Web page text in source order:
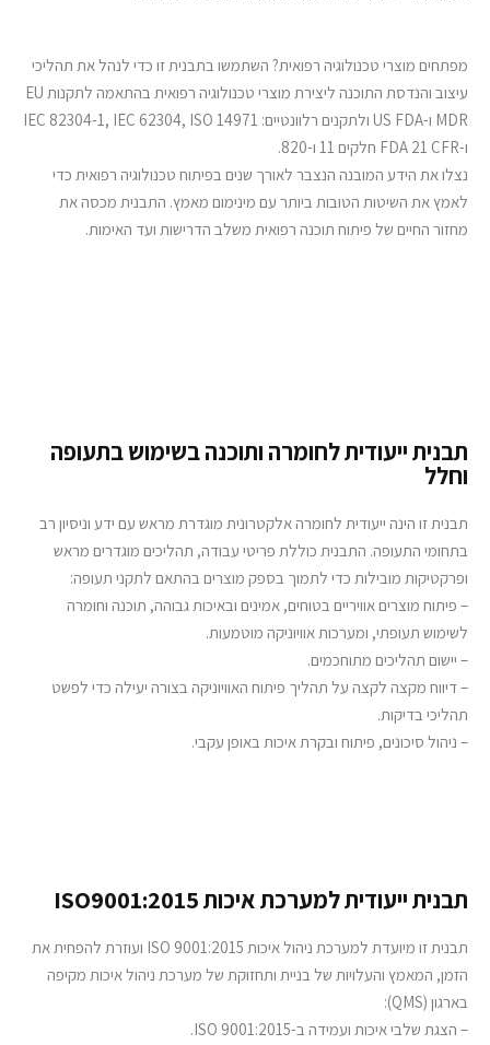
מפתחים מוצרי טכנולוגיה רפואית? השתמשו בתבנית זו כדי לנהל את תהליכי
עיצוב והנדסת התוכנה ליצירת מוצרי טכנולוגיה רפואית בהתאמה לתקנות EU
MDR ו-US FDA ולתקנים רלוונטיים: IEC 82304-1, IEC 62304, ISO 14971
ו-FDA 21 CFR חלקים 11 ו-820.
נצלו את הידע המובנה הנצבר לאורך שנים בפיתוח טכנולוגיה רפואית כדי
לאמץ את השיטות הטובות ביותר עם מינימום מאמץ. התבנית מכסה את
מחזור החיים של פיתוח תוכנה רפואית משלב הדרישות ועד האימות.
תבנית ייעודית לחומרה ותוכנה בשימוש בתעופה
וחלל
תבנית זו הינה ייעודית לחומרה אלקטרונית מוגדרת מראש עם ידע וניסיון רב
בתחומי התעופה. התבנית כוללת פריטי עבודה, תהליכים מוגדרים מראש
ופרקטיקות מובילות כדי לתמוך בספק מוצרים בהתאם לתקני תעופה:
– פיתוח מוצרים אוויריים בטוחים, אמינים ובאיכות גבוהה, תוכנה וחומרה
לשימוש תעופתי, ומערכות אוויוניקה מוטמעות.
– יישום תהליכים מתוחכמים.
– דיווח מקצה לקצה על תהליך פיתוח האוויוניקה בצורה יעילה כדי לפשט
תהליכי בדיקות.
– ניהול סיכונים, פיתוח ובקרת איכות באופן עקבי.
תבנית ייעודית למערכת איכות ISO9001:2015
תבנית זו מיועדת למערכת ניהול איכות ISO 9001:2015 ועוזרת להפחית את
הזמן, המאמץ והעלויות של בניית ותחזוקת של מערכת ניהול איכות מקיפה
בארגון (QMS):
– הצגת שלבי איכות ועמידה ב-ISO 9001:2015.